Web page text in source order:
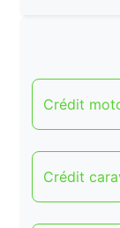
Crédit
Crédit